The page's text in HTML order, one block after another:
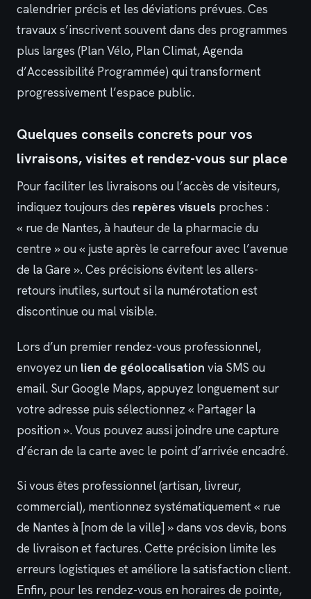
calendrier précis et les déviations prévues. Ces
travaux s’inscrivent souvent dans des programmes
plus larges (Plan Vélo, Plan Climat, Agenda
d’Accessibilité Programmée) qui transforment
progressivement l’espace public.
Quelques conseils concrets pour vos
livraisons, visites et rendez-vous sur place
Pour faciliter les livraisons ou l’accès de visiteurs,
indiquez toujours des repères visuels proches :
« rue de Nantes, à hauteur de la pharmacie du
centre » ou « juste après le carrefour avec l’avenue
de la Gare ». Ces précisions évitent les allers-
retours inutiles, surtout si la numérotation est
discontinue ou mal visible.
Lors d’un premier rendez-vous professionnel,
envoyez un lien de géolocalisation via SMS ou
email. Sur Google Maps, appuyez longuement sur
votre adresse puis sélectionnez « Partager la
position ». Vous pouvez aussi joindre une capture
d’écran de la carte avec le point d’arrivée encadré.
Si vous êtes professionnel (artisan, livreur,
commercial), mentionnez systématiquement « rue
de Nantes à [nom de la ville] » dans vos devis, bons
de livraison et factures. Cette précision limite les
erreurs logistiques et améliore la satisfaction client.
Enfin, pour les rendez-vous en horaires de pointe,